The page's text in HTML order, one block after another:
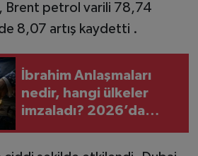
Brent petrol varili 78,74
8,07 artış kaydetti .
İbrahim Anlaşmaları
nedir, hangi ülkeler
imzaladı? 2026’da